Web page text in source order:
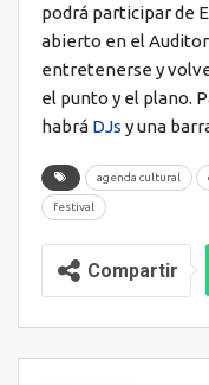
podrá participar de
abierto en el
entretenerse y
el punto y el plano.
habrá DJs y una
agenda cultural
festival
Compartir